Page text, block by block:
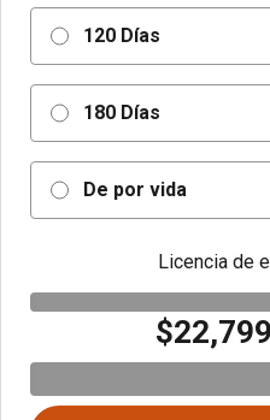
120 Días
180 Días
De por vida
Licencia de